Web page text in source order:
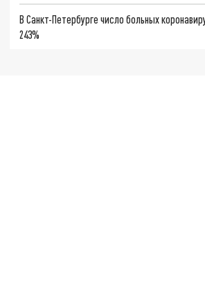
В Санкт-Петербурге число больных
243%